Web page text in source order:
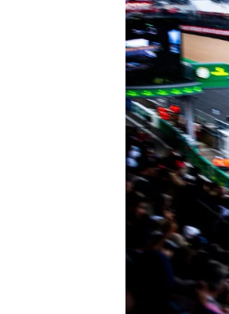
WRC